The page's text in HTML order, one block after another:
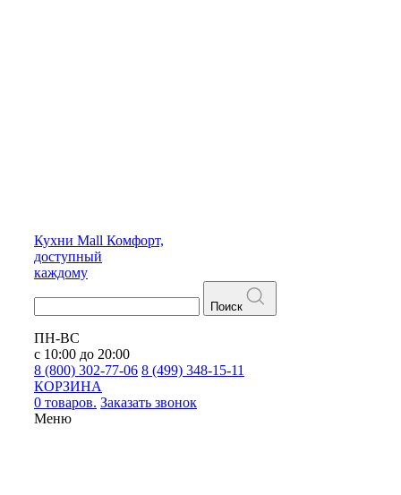
Кухни Mall Комфорт,
доступный
каждому
Поиск
ПН-ВС
с 10:00 до 20:00
8 (800) 302-77-06 8 (499) 348-15-11
КОРЗИНА
0 товаров. Заказать звонок
Меню